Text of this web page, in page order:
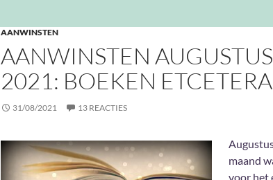
AANWINSTEN
AANWINSTEN AUGUSTUS
2021: BOEKEN ETCETERA
31/08/2021 13 REACTIES
maand
voor het